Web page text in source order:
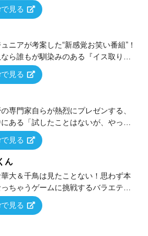
新たなオモシロ人間を発掘する！
見る
ニアが考案した“新感覚お笑い番組”！
なら誰もが馴染みのある『イス取りゲ
ベースに、大喜利・ギャグ・モノボ
など様々なお題で芸人がショートネ
合う！
見る
専門家自らが熱烈にプレゼンする、
ある「試したことはないが、やって
うなる！…ハズ」という“机上の空
手芸人らがカラダを張って挑む！
見る
ん
大＆千鳥は見たことない！思わず本
ちゃうゲームに挑戦するバラエティ
見る